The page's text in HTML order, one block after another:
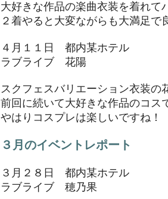
大好きな作品の楽曲衣装を着れて
２着やると大変ながらも大満足で
４月１１日 都内某ホテル
ラブライブ 花陽
スクフェスバリエーション衣装の
前回に続いて大好きな作品のコス
​やはりコスプレは楽しいですね！
３月のイベントレポート
３月２８日 都内某ホテル
ラブライブ 穂乃果